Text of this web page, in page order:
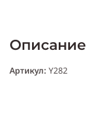
Описание
Артикул: Y282